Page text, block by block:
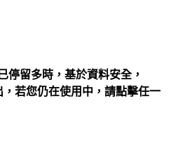
停留多時，基於資料安全，
若您仍在使用中，請點擊任一